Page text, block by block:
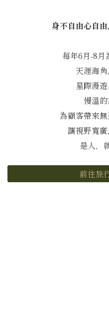
身不自由心自
每年6月-8月
天涯海
星際漫
慢溫
為顧客帶來
讓視野寬
是人，
前往旅